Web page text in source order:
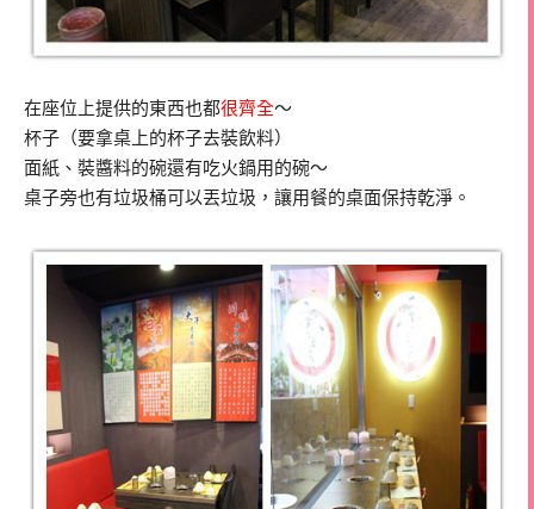
在座位上提供的東西也都很齊全～
杯子（要拿桌上的杯子去裝飲料）
面紙、裝醬料的碗還有吃火鍋用的碗～
桌子旁也有垃圾桶可以丟垃圾，讓用餐的桌面保持乾淨。